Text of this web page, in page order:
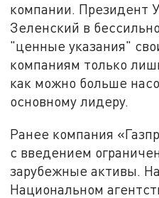
компании. Президент
Зеленский в
"ценные указания"
компаниям только
как можно больше
основному лидеру.
Ранее компания
с введением
зарубежные активы.
Национальном